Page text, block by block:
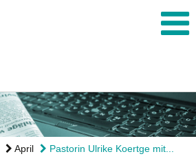
April Pastorin Ulrike Koertge mit...